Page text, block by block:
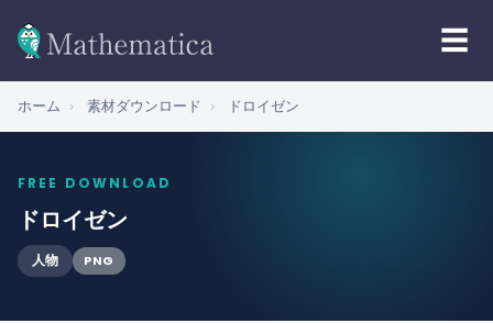
☰
ホーム › 素材ダウンロード › ドロイゼン
FREE DOWNLOAD
ドロイゼン
人物 PNG